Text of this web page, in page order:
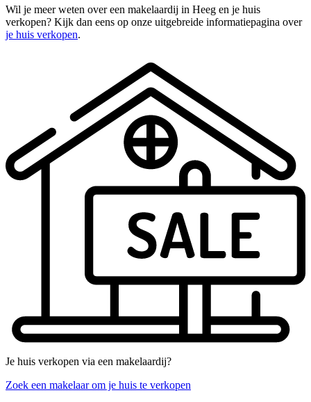
Wil je meer weten over een makelaardij in Heeg en je huis
verkopen? Kijk dan eens op onze uitgebreide informatiepagina over
je huis verkopen.
Je huis verkopen via een makelaardij?
Zoek een makelaar om je huis te verkopen